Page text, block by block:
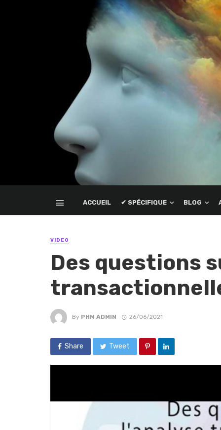
ACCUEIL ✔ SPÉCIFIQUE BLOG
VIDEO
Des questions
By PHM ADMIN 26/06/2021
Share Tweet